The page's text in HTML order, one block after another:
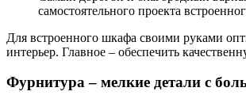
самостоятельного проекта
Для встроенного шкафа своими руками
интерьер. Главное – обеспечить
Фурнитура – мелкие детали с